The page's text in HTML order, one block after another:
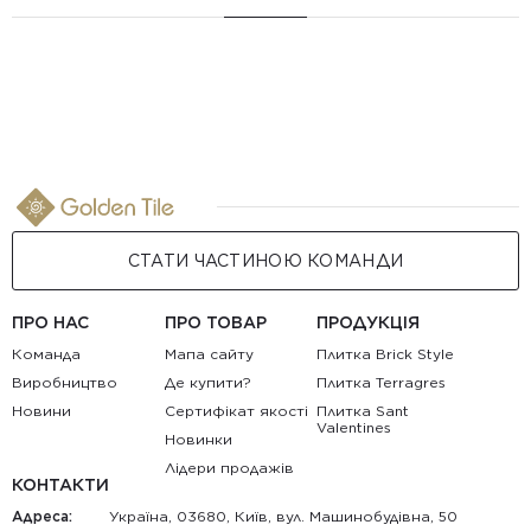
СТАТИ ЧАСТИНОЮ КОМАНДИ
ПРО НАС
Команда
Виробництво
Новини
ПРО ТОВАР
Мапа сайту
Де купити?
Сертифікат якості
Новинки
Лідери продажів
ПРОДУКЦІЯ
Плитка Brick Style
Плитка Terragres
Плитка Sant
Valentines
КОНТАКТИ
Адреса: Україна, 03680, Київ, вул. Машинобудівна, 50